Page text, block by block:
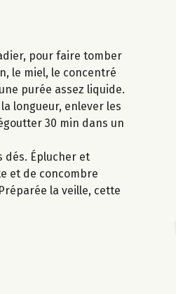
pour faire tomber
le miel, le concentré
purée assez liquide.
longueur, enlever les
30 min dans un
dés. Éplucher et
et de concombre
la veille, cette